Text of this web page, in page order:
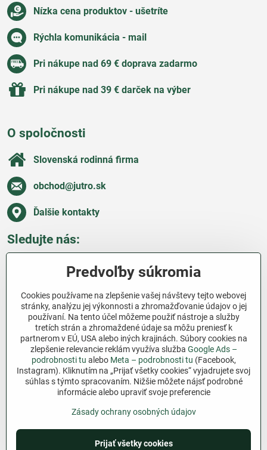
Nízka cena produktov - ušetríte
Rýchla komunikácia - mail
Pri nákupe nad 69 € doprava zadarmo
Pri nákupe nad 39 € darček na výber
O spoločnosti
Slovenská rodinná firma
obchod​@jutro​.sk
Ďalšie kontakty
Sledujte nás:
Všetko o nákupe
Ďakujeme za podporu
Sme slovenský e-shop bez dotácií​. Fungujeme len
vďaka vám – ľuďom, ktorí veria v poctivú prácu a
lásku k pôde​. Každý nákup na Jutro​.sk nám pomáha
pokračovať v tom, čo má zmysel – pomáhať
záhradkárom zadarmo a srdcom​.
©2026Copyright
Predvoľby súkromiaZásady ochrany osobných údajov
Predvoľby súkromia
Cookies používame na zlepšenie vašej návštevy tejto webovej
stránky, analýzu jej výkonnosti a zhromažďovanie údajov o jej
používaní. Na tento účel môžeme použiť nástroje a služby
tretích strán a zhromaždené údaje sa môžu preniesť k
partnerom v EÚ, USA alebo iných krajinách. Súbory cookies na
zlepšenie relevancie reklám využíva služba Google Ads –
podrobnosti tu alebo Meta – podrobnosti tu (Facebook,
Instagram). Kliknutím na „Prijať všetky cookies“ vyjadrujete svoj
súhlas s týmto spracovaním. Nižšie môžete nájsť podrobné
informácie alebo upraviť svoje preferencie
Zásady ochrany osobných údajov
Prijať všetky cookies